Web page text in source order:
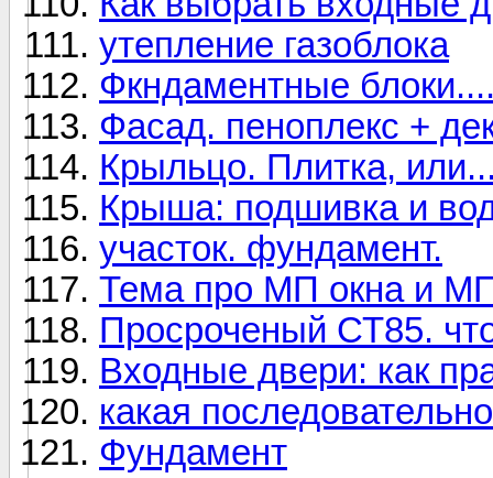
утепление газоблока
Фкндаментные
Фасад. пеноплекс +
Крыльцо. Плитка,
Крыша: подшивка и
участок. фундамент.
Тема про МП окна и
Просроченый СТ85.
Входные двери: как
какая
Фундамент